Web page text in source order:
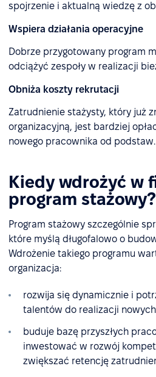
spojrzenie i aktualną wiedzę z
Wspiera działania operacyjne
Dobrze przygotowany program
odciążyć zespoły w realizacji
Obniża koszty rekrutacji
Zatrudnienie stażysty, który już
organizacyjną, jest bardziej
nowego pracownika od podstaw.
Kiedy wdrożyć w
program stażowy?
Program stażowy szczególnie
które myślą długofalowo o
Wdrożenie takiego programu
organizacja:
rozwija się dynamicznie i
talentów do realizacji
buduje bazę przyszłych
inwestować w rozwój
zwiększać retencję